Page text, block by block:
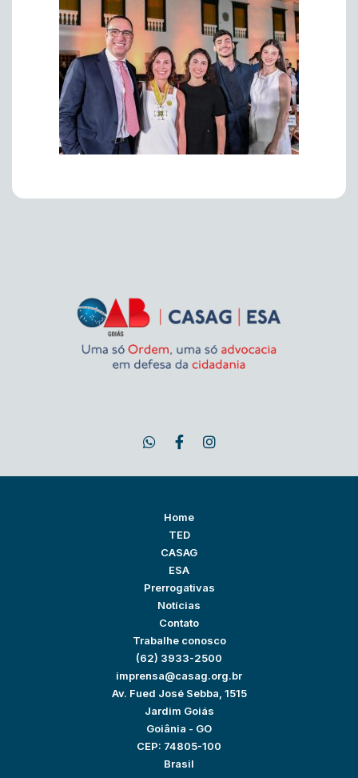
Home
TED
CASAG
ESA
Prerrogativas
Notícias
Contato
Trabalhe conosco
(62) 3933-2500
imprensa@casag.org.br
Av. Fued José Sebba, 1515
Jardim Goiás
Goiânia - GO
CEP: 74805-100
Brasil